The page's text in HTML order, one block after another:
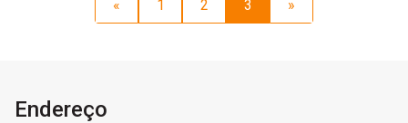
« 1 2 3 »
Endereço